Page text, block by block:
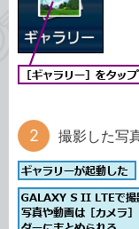
撮影した写